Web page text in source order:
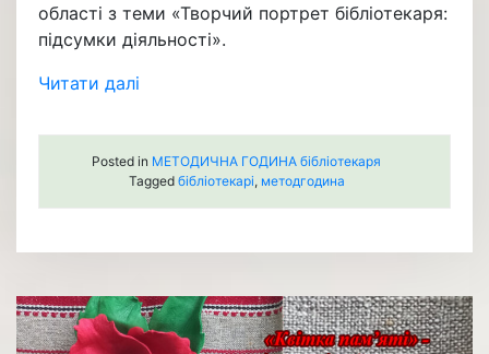
області з теми «Творчий портрет бібліотекаря:
підсумки діяльності».
Читати далі
Posted in МЕТОДИЧНА ГОДИНА бібліотекаря
Tagged бібліотекарі, методгодина